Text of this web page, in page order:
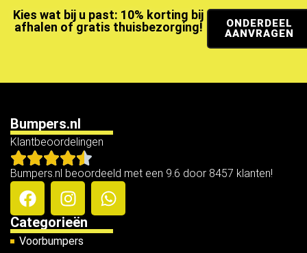
Kies wat bij u past: 10% korting bij
afhalen of gratis thuisbezorging!
ONDERDEEL
AANVRAGEN
Bumpers.nl
Klantbeoordelingen
Bumpers.nl beoordeeld met een 9.6 door 8457 klanten!
Categorieën
Voorbumpers